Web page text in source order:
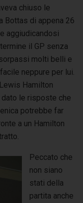
chiuso le
Bottas di appena 26
aggiudicandosi
il GP senza
molti belli e
neppure per lui.
Hamilton
dato le risposte che
potrebbe far
a un Hamilton
Peccato che
non siano
stati della
partita anche